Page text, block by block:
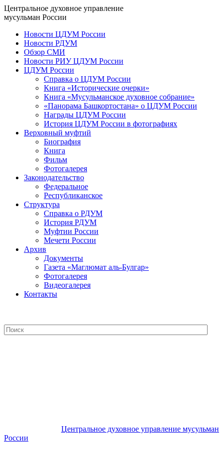
Центральное духовное управление
мусульман России
Новости ЦДУМ России
Новости РДУМ
Обзор СМИ
Новости РИУ ЦДУМ России
ЦДУМ России
Справка о ЦДУМ России
Книга «Исторические очерки»
Книга «Мусульманское духовное собрание»
«Панорама Башкортостана» о ЦДУМ России
Награды ЦДУМ России
История ЦДУМ России в фотографиях
Верховный муфтий
Биография
Книга
Фильм
Фотогалерея
Законодательство
Федеральное
Республиканское
Структура
Справка о РДУМ
История РДУМ
Муфтии России
Мечети России
Архив
Документы
Газета «Маглюмат аль-Булгар»
Фотогалерея
Видеогалерея
Контакты
Центральное духовное управление мусульман
России